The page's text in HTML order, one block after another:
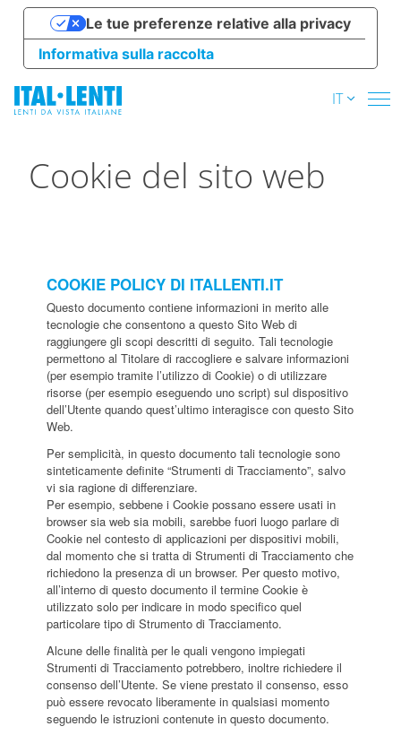
IT
Cookie del sito web
COOKIE POLICY DI ITALLENTI.IT
Questo documento contiene informazioni in merito alle
tecnologie che consentono a questo Sito Web di
raggiungere gli scopi descritti di seguito. Tali tecnologie
permettono al Titolare di raccogliere e salvare informazioni
(per esempio tramite l’utilizzo di Cookie) o di utilizzare
risorse (per esempio eseguendo uno script) sul dispositivo
dell’Utente quando quest’ultimo interagisce con questo Sito
Web.
Per semplicità, in questo documento tali tecnologie sono
sinteticamente definite “Strumenti di Tracciamento”, salvo
vi sia ragione di differenziare.
Per esempio, sebbene i Cookie possano essere usati in
browser sia web sia mobili, sarebbe fuori luogo parlare di
Cookie nel contesto di applicazioni per dispositivi mobili,
dal momento che si tratta di Strumenti di Tracciamento che
richiedono la presenza di un browser. Per questo motivo,
all’interno di questo documento il termine Cookie è
utilizzato solo per indicare in modo specifico quel
particolare tipo di Strumento di Tracciamento.
Alcune delle finalità per le quali vengono impiegati
Strumenti di Tracciamento potrebbero, inoltre richiedere il
consenso dell’Utente. Se viene prestato il consenso, esso
può essere revocato liberamente in qualsiasi momento
seguendo le istruzioni contenute in questo documento.
Informativa sulla raccolta
Le tue preferenze relative alla privacy